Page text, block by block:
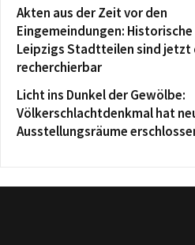
Akten aus der Zeit vor den
Eingemeindungen: Historische
Leipzigs Stadtteilen sind jetzt
recherchierbar
Licht ins Dunkel der Gewölbe:
Völkerschlachtdenkmal hat
Ausstellungsräume